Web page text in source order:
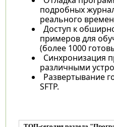
подробных
реального
Доступ к
примеров для
(более 1000
Синхронизация
различными
Развертывание
SFTP.